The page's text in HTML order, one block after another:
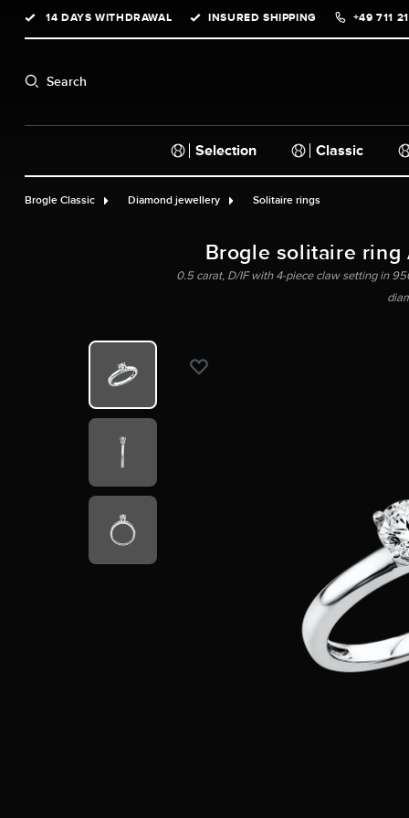
Skip to main navigation
14 DAYS WITHDRAWAL INSURED SHIPPING +49 711
Search
Selection Classic
Brogle Classic Diamond jewellery Solitaire rings
Brogle solitaire ring
0.5 carat, D/IF with 4-piece claw setting in